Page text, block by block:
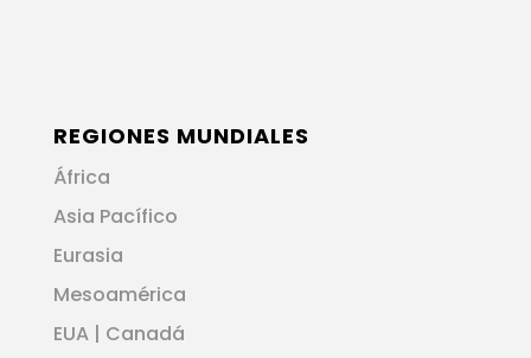
REGIONES MUNDIALES
África
Asia Pacífico
Eurasia
Mesoamérica
EUA | Canadá